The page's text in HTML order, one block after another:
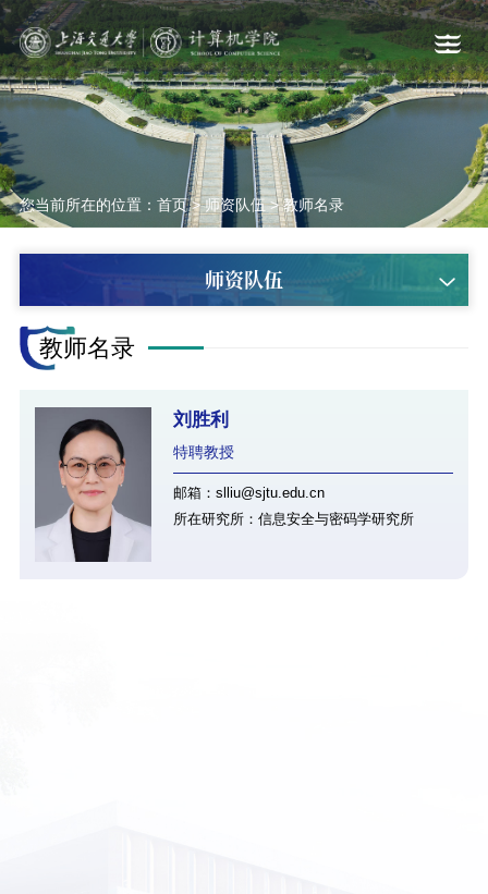
您当前所在的位置： 首页>师资队伍>教师名录
师资队伍
教师名录
刘胜利
特聘教授
邮箱：slliu@sjtu.edu.cn
所在研究所：信息安全与密码学研究所